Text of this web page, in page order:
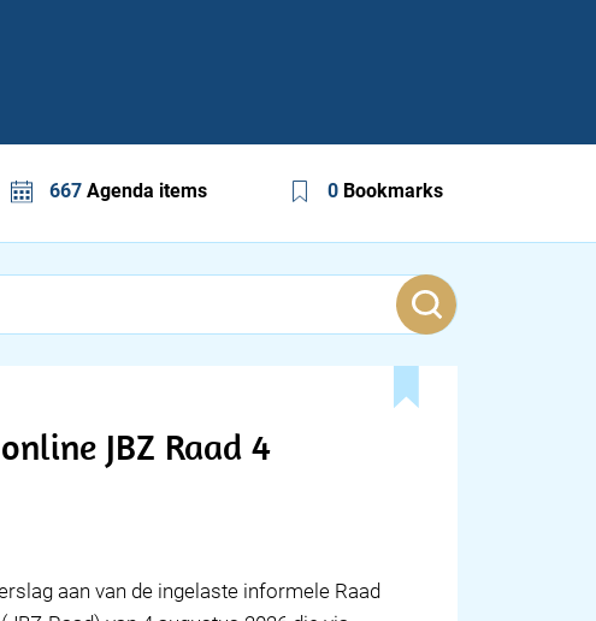
667Agenda items 0 Bookmarks
JBZ Raad 4
aan van de ingelaste informele Raad